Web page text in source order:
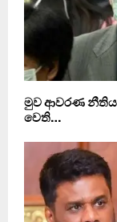
මුව ආවරණ නීතිය
වෙති…